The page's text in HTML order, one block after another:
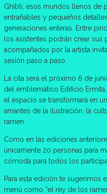
Ghibli, esos mundos llenos de
entrañables y pequeños
generaciones enteras. Entre
los asistentes podrán crear sus
acompañados por la artista
sesión paso a paso.
La cita será el próximo 6 de
del emblemático Edificio
el espacio se transformará en
amantes de la ilustración, la
ramen.
Como en las ediciones
únicamente 20 personas para
cómoda para todos los
Para esta edición te sugerimos
menú como “el rey de los